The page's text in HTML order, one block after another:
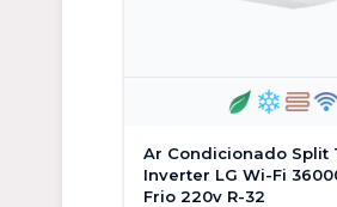
Ar Condicionado Split
Inverter LG Wi-Fi
Frio 220v R-32